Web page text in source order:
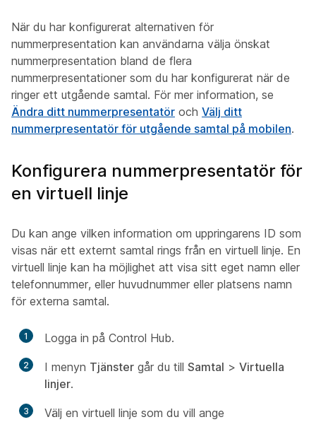
När du har konfigurerat alternativen för
nummerpresentation kan användarna välja önskat
nummerpresentation bland de flera
nummerpresentationer som du har konfigurerat när de
ringer ett utgående samtal. För mer information, se
Ändra ditt nummerpresentatör och Välj ditt
nummerpresentatör för utgående samtal på mobilen.
Konfigurera nummerpresentatör för
en virtuell linje
Du kan ange vilken information om uppringarens ID som
visas när ett externt samtal rings från en virtuell linje. En
virtuell linje kan ha möjlighet att visa sitt eget namn eller
telefonnummer, eller huvudnummer eller platsens namn
för externa samtal.
1 Logga in på Control Hub.
2 I menyn Tjänster går du till Samtal > Virtuella
linjer.
3
Välj en virtuell linje som du vill ange